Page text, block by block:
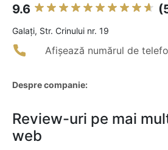
9.6
Galaţi, Str. Crinului nr. 19
Afișează numărul de
Despre companie:
Review-uri pe mai
web